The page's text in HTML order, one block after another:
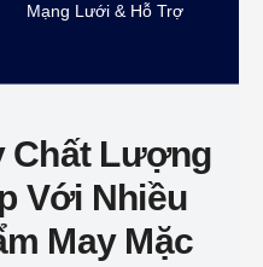
Mạng Lưới & Hỗ Trợ
Chất Lượng
Với Nhiều
May Mặc